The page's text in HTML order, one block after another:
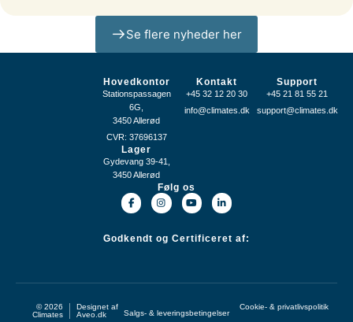
Se flere nyheder her
Hovedkontor
Stationspassagen
6G,
3450 Allerød
CVR: 37696137
Lager
Gydevang 39-41,
3450 Allerød
Kontakt
+45 32 12 20 30
info@climates.dk
Support
+45 21 81 55 21
support@climates.dk
Følg os
Godkendt og Certificeret af:
© 2026
Climates
Designet af
Aveo.dk
Salgs- & leveringsbetingelser
Cookie- & privatlivspolitik